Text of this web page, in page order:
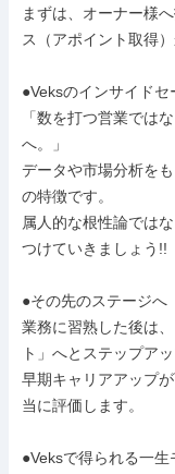
まずは、オーナー様
ス（アポイント取得）
●Veksのインサイドセ
「数を打つ営業では
へ。」
データや市場分析を
の特徴です。
属人的な根性論では
つけていきましょう!!
●その先のステージへ
業務に習熟した後は
ト」へとステップア
早期キャリアアップ
当に評価します。
●Veksで得られる一生